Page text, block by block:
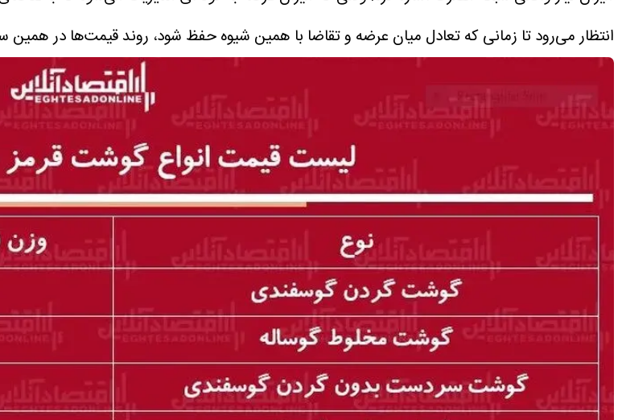
انتظار می‌رود تا زمانی که تعادل میان عرضه و تقاضا با همین شیوه حفظ شود، روند قیمت‌ها در